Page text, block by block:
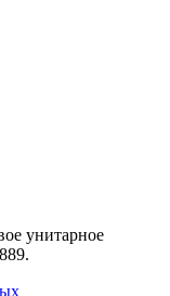
унитарное
.